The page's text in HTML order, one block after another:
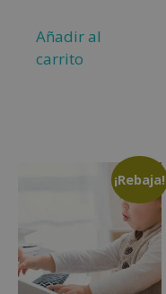
Añadir al
carrito
¡Rebaja!